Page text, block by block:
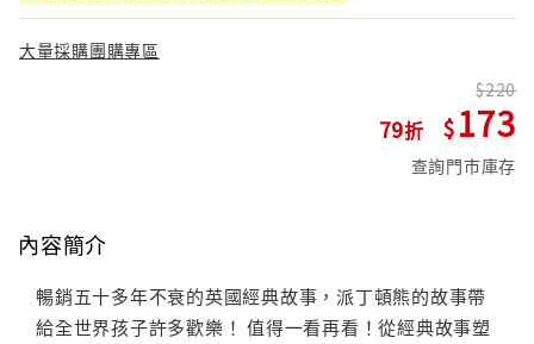
大量採購團購專區
79
220
173
查詢門市庫存
內容簡介
暢銷五十多年不衰的英國經典故事，派丁頓熊的故事帶
給全世界孩子許多歡樂！ 值得一看再看！從經典故事塑